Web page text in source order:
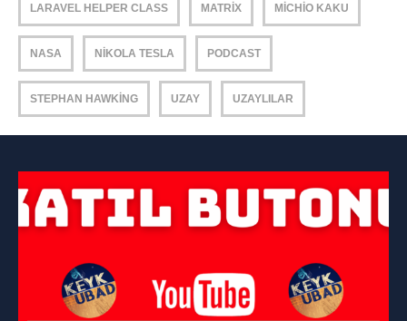
LARAVEL HELPER CLASS MATRIX MICHIO KAKU
NASA NIKOLA TESLA PODCAST
STEPHAN HAWKING UZAY UZAYLILAR